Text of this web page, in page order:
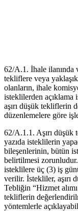
62/A.1. İhale ilanında
tekliflere veya
olanların, ihale
isteklilerden açıklama
aşırı düşük tekliflerin
düzenlemelere göre
62/A.1.1. Aşırı düşük
yazıda isteklilerin
bileşenlerinin, bütün
belirtilmesi zorunludur.
isteklilere üç (3) iş
verilir. İstekliler, aşırı
Tebliğin “Hizmet
tekliflerin
yöntemlerle